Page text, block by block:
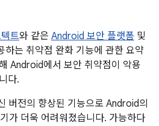
트와 같은 Android 보안 플랫폼 및
하는 취약점 완화 기능에 관한 요약
Android에서 보안 취약점이 악용
다.
버전의 향상된 기능으로 Android의
가 더욱 어려워졌습니다. 가능하다